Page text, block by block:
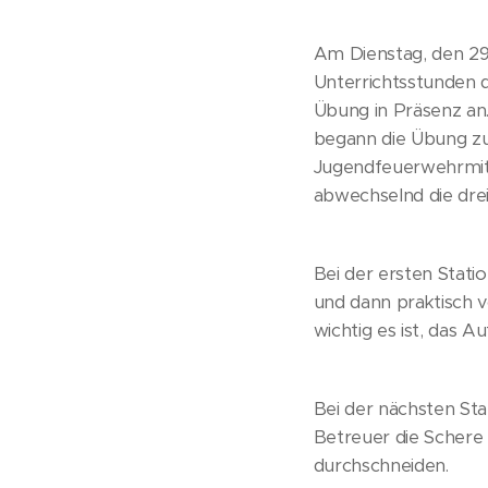
Am Dienstag, den
Unterrichtsstunden
Übung in Präsenz
begann die Übung
abwechselnd die
Bei der ersten
und dann praktisch
wichtig es ist, das
Bei der nächsten
Betreuer die
durchschneiden.